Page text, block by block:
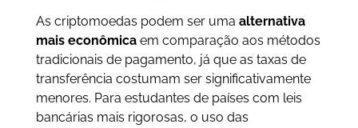
As criptomoedas podem ser uma alternativa
mais econômicaem comparação aos métodos
tradicionais de pagamento, já que as taxas de
transferência costumam ser significativamente
menores. Para estudantes de países com leis
bancárias mais rigorosas, o uso das